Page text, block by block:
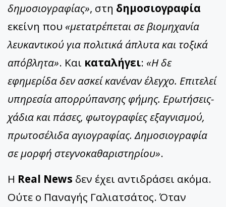
δημοσιογραφίας», στη δημοσιογραφία
εκείνη που «μετατρέπεται σε βιομηχανία
λευκαντικού για πολιτικά άπλυτα και τοξικά
απόβλητα». Και καταλήγει: «Η δε
εφημερίδα δεν ασκεί κανέναν έλεγχο. Επιτελεί
υπηρεσία απορρύπανσης φήμης. Ερωτήσεις-
χάδια και πάσες, φωτογραφίες εξαγνισμού,
πρωτοσέλιδα αγιογραφίας. Δημοσιογραφία
σε μορφή στεγνοκαθαριστηρίου».
Η Real News δεν έχει αντιδράσει ακόμα.
Ούτε ο Παναγής Γαλιατσάτος. Όταν